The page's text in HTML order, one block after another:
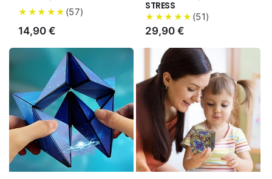
★★★★★ (57)
Prix
14,90 €
STRESS
★★★★★ (51)
Prix
29,90 €